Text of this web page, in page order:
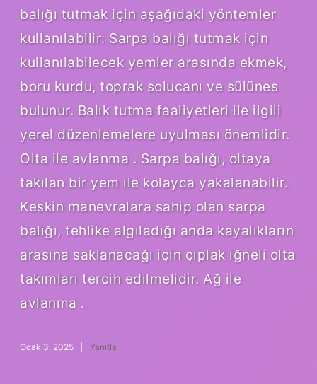
balığı tutmak için aşağıdaki yöntemler
kullanılabilir: Sarpa balığı tutmak için
kullanılabilecek yemler arasında ekmek,
boru kurdu, toprak solucanı ve sülünes
bulunur. Balık tutma faaliyetleri ile ilgili
yerel düzenlemelere uyulması önemlidir.
Olta ile avlanma . Sarpa balığı, oltaya
takılan bir yem ile kolayca yakalanabilir.
Keskin manevralara sahip olan sarpa
balığı, tehlike algıladığı anda kayalıkların
arasına saklanacağı için çıplak iğneli olta
takımları tercih edilmelidir. Ağ ile
avlanma .
Ocak 3, 2025 Yanıtla